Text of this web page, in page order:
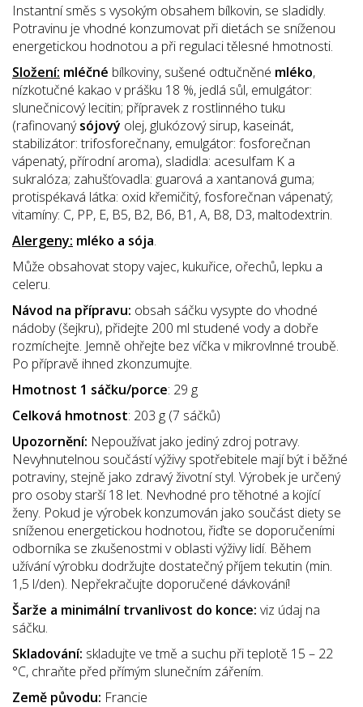
Instantní směs s vysokým obsahem bílkovin, se sladidly.
Potravinu je vhodné konzumovat při dietách se sníženou
energetickou hodnotou a při regulaci tělesné hmotnosti.
Složení: mléčné bílkoviny, sušené odtučněné mléko,
nízkotučné kakao v prášku 18 %, jedlá sůl, emulgátor:
slunečnicový lecitin; přípravek z rostlinného tuku
(rafinovanýsójový olej, glukózový sirup, kaseinát,
stabilizátor: trifosforečnany, emulgátor: fosforečnan
vápenatý, přírodní aroma), sladidla: acesulfam K a
sukralóza; zahušťovadla: guarová a xantanová guma;
protispékavá látka: oxid křemičitý, fosforečnan vápenatý;
vitamíny: C, PP, E, B5, B2, B6, B1, A, B8, D3, maltodextrin.
Alergeny: mléko a sója.
Může obsahovat stopy vajec, kukuřice, ořechů, lepku a
celeru.
Návod na přípravu: obsah sáčku vysypte do vhodné
nádoby (šejkru), přidejte 200 ml studené vody a dobře
rozmíchejte. Jemně ohřejte bez víčka v mikrovlnné troubě.
Po přípravě ihned zkonzumujte.
Hmotnost 1 sáčku/porce: 29 g
Celková hmotnost: 203 g (7 sáčků)
Upozornění: Nepoužívat jako jediný zdroj potravy.
Nevyhnutelnou součástí výživy spotřebitele mají být i běžné
potraviny, stejně jako zdravý životní styl. Výrobek je určený
pro osoby starší 18 let. Nevhodné pro těhotné a kojící
ženy. Pokud je výrobek konzumován jako součást diety se
sníženou energetickou hodnotou, řiďte se doporučeními
odborníka se zkušenostmi v oblasti výživy lidí. Během
užívání výrobku dodržujte dostatečný příjem tekutin (min.
1,5 l/den). Nepřekračujte doporučené dávkování!
Šarže a minimální trvanlivost do konce: viz údaj na
sáčku.
Skladování: skladujte ve tmě a suchu při teplotě 15 – 22
°C, chraňte před přímým slunečním zářením.
Země původu: Francie